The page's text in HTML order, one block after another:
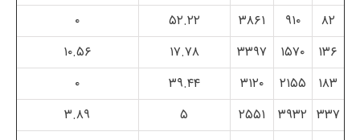
۸۲
۹۱۰ ۳۸۶۱ ۵۲.۲۲
۰
۱۳۶
۱۵۷۰ ۳۳۹۷ ۱۷.۷۸
۱۰.۵۶
۱۸۳
۲۱۵۵ ۳۱۲۰ ۳۹.۴۴
۰
۳۳۷ ۳۹۳۲ ۲۵۵۱ ۵
۳.۸۹